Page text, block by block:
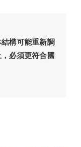
構可能重新調
必須更符合國